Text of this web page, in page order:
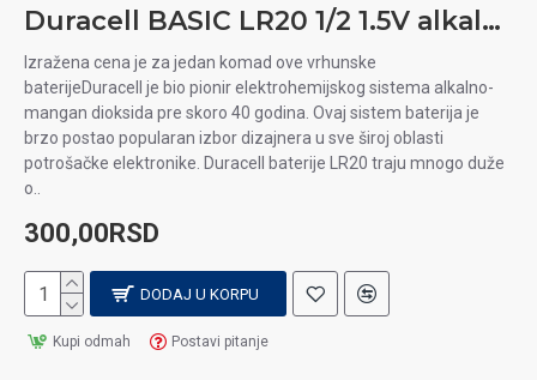
Duracell BASIC LR20 1/2 1.5V alkalna baterija
Izražena cena je za jedan komad ove vrhunske
baterijeDuracell je bio pionir elektrohemijskog sistema alkalno-
mangan dioksida pre skoro 40 godina. Ovaj sistem baterija je
brzo postao popularan izbor dizajnera u sve široj oblasti
potrošačke elektronike. Duracell baterije LR20 traju mnogo duže
o..
300,00RSD
DODAJ U KORPU
Kupi odmah Postavi pitanje